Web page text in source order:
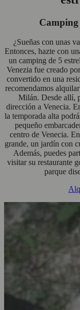
¿Sueñas con unas
Entonces, hazte con
un camping de 5
Venezia fue creado
convertido en una
recomendamos
Milán. Desde allí,
dirección a Venecia.
la temporada alta
pequeño
centro de Venecia.
grande, un jardín con
Además, puedes
visitar su restaurante
parque